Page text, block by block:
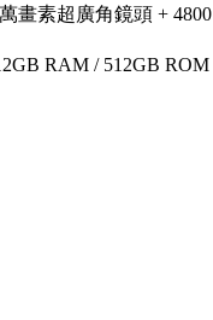
畫素超廣角鏡頭 +
RAM / 512GB ROM